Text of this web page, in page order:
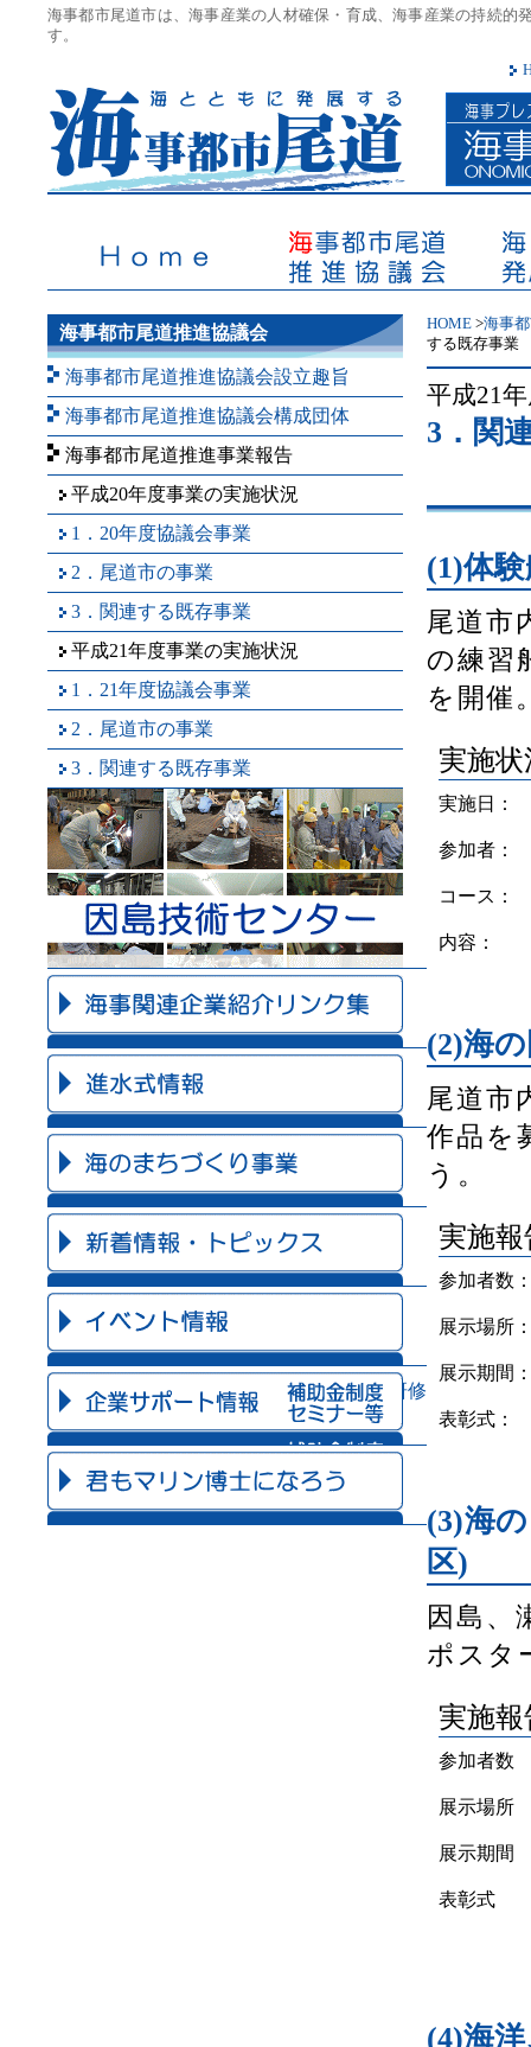
海事都市尾道市は、海事産業の人材確保・育成、海事産業の持続
す。
海事都市尾道推進協議会
海事都市尾道推進協議会 海と
HOME >海事
する既存事業
平成21
3．関
(1)体
尾道市
の練習
を開催
実施状
実施日：
参加者：
コース：
内容：
(2)海
尾道市
作品を
う。
実施報
参加者数
展示場所
展示期間
表彰式：
(3)海
区)
因島、
ポスタ
実施報
参加者数
展示場所
展示期間
表彰式
(4)海
海事都市尾道推進協議会
海事都市尾道推進協議会設立趣旨
海事都市尾道推進協議会構成団体
海事都市尾道推進事業報告
平成20年度事業の実施状況
1．20年度協議会事業
2．尾道市の事業
3．関連する既存事業
平成21年度事業の実施状況
1．21年度協議会事業
2．尾道市の事業
3．関連する既存事業
因島技術センター
海事関連企業紹介リンク集
進水式情報
海のまちづくり事業
新着情報・トピックス
イベントカレンダー
企業サポート情報リンク集(補助金・研修
会等)
君もマリン博士になろう